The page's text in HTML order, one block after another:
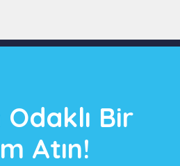
Odaklı Bir
Atın!